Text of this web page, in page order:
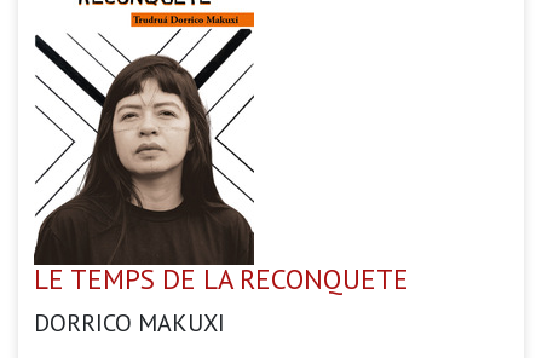
LE TEMPS DE LA RECONQUETE
DORRICO MAKUXI